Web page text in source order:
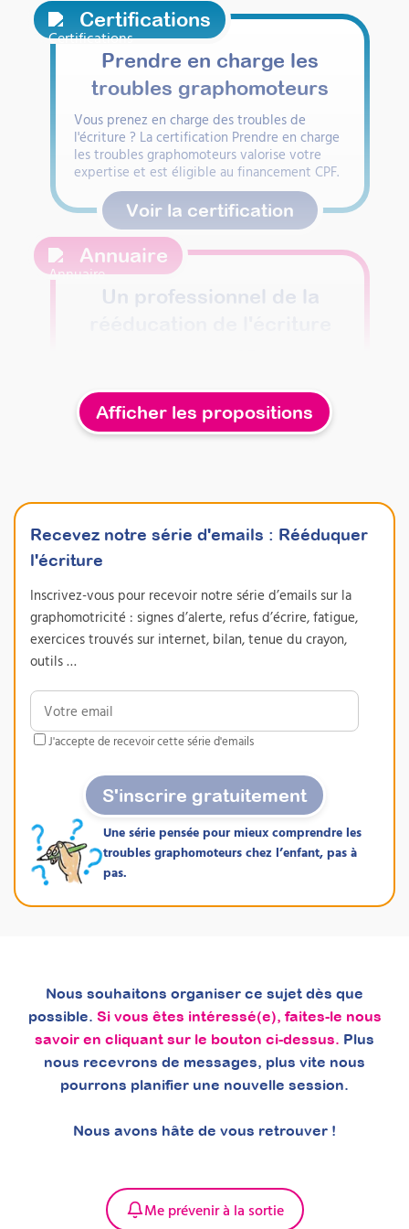
Certifications
Prendre en charge les
troubles graphomoteurs
Vous prenez en charge des troubles de
l'écriture ? La certification Prendre en charge
les troubles graphomoteurs valorise votre
expertise et est éligible au financement CPF.
Voir la certification
Annuaire
Un professionnel de la
l'écriture près de chez vous.
Trouver un professionnel
CERTIFIANTE
Prendre en charge les
troubles graphomoteurs
chez l’enfant
Compétences
troubles graphomoteurs avec Julia Duvernay,
psychomotricienne et enseignante à l'IFP
Salpêtrière. De l'évaluation fine à la
rééducation ciblée, maîtrisez une
méthodologie complète pour accompagner
efficacement vos patients, avec des outils
séance.
semaines
Afficher les propositions
Recevez notre série d'emails : Rééduquer
l'écriture
Inscrivez-vous pour recevoir notre série d’emails sur la
graphomotricité : signes d’alerte, refus d’écrire, fatigue,
exercices trouvés sur internet, bilan, tenue du crayon,
outils …
J'accepte de recevoir cette série d'emails
S'inscrire gratuitement
Une série pensée pour mieux comprendre les
troubles graphomoteurs chez l’enfant, pas à
pas.
Nous souhaitons organiser ce sujet dès que
possible. Si vous êtes intéressé(e), faites-le nous
savoir en cliquant sur le bouton ci-dessus. Plus
nous recevrons de messages, plus vite nous
pourrons planifier une nouvelle session.
Nous avons hâte de vous retrouver !
Me prévenir à la sortie